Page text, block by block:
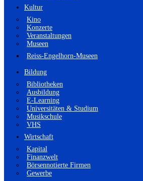
Kultur
Kino
Konzerte
Veranstaltungen
Museen
Reiss-Engelhorn-Museen
Bildung
Bibliotheken
Ausbildung
E-Learning
Universitäten & Studium
Musikschule
VHS
Wirtschaft
Kapital
Finanzwelt
Börsennotierte Firmen
Gewerbe